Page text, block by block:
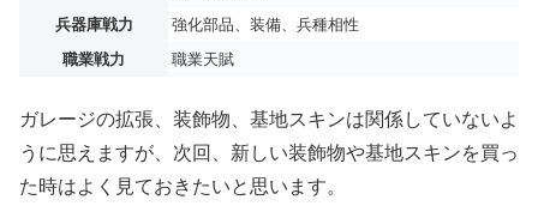
兵器庫戦力
強化部品、装備、兵種相性
職業戦力
職業天賦
ガレージの拡張、装飾物、基地スキンは関係していないよ
うに思えますが、次回、新しい装飾物や基地スキンを買っ
た時はよく見ておきたいと思います。